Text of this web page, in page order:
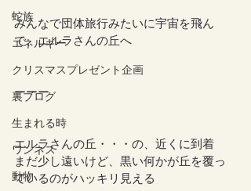
蛇族
エネルギー
クリスマスプレゼント企画
裏ブログ
生まれる時
ワンネス
動物
みんなで団体旅行みたいに宇宙を飛ん
で、エルラさんの丘へ
ーーー
エルラさんの丘・・・の、近くに到着
まだ少し遠いけど、黒い何かが丘を覆っ
ているのがハッキリ見える